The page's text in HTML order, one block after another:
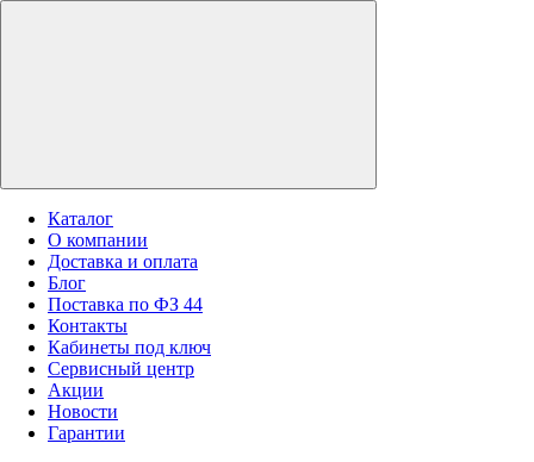
Каталог
О компании
Доставка и оплата
Блог
Поставка по ФЗ 44
Контакты
Кабинеты под ключ
Сервисный центр
Акции
Новости
Гарантии